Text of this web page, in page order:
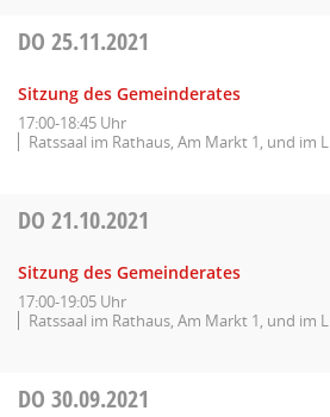
DO25.11.2021
Sitzung des Gemeinderates
17:00-18:45 Uhr
Ratssaal im Rathaus, Am Markt 1, und
DO21.10.2021
Sitzung des Gemeinderates
17:00-19:05 Uhr
Ratssaal im Rathaus, Am Markt 1, und
DO30.09.2021